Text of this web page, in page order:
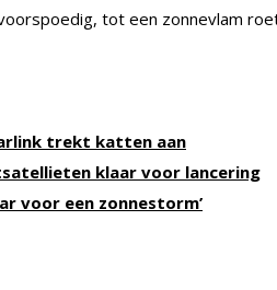
tot een zonnevlam
trekt katten aan
klaar voor lancering
voor een zonnestorm’